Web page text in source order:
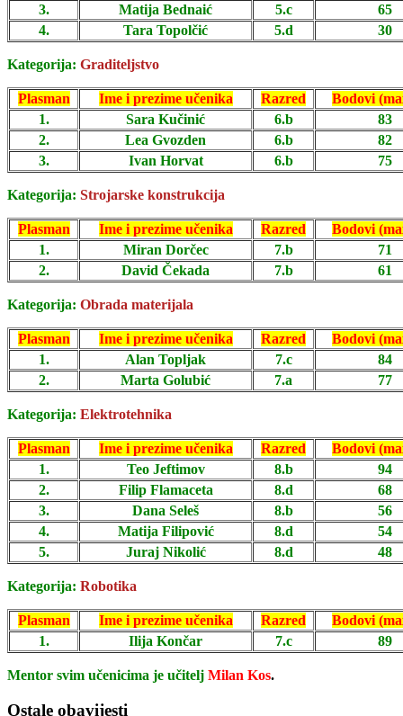
3.
Matija Bednaić 5.c
65
4.
Tara Topolčić 5.d 30
Kategorija: Graditeljstvo
Plasman Ime i prezime učenika Razred
Bodovi
1.
Sara Kučinić 6.b
83
2.
Lea Gvozden 6.b
82
3.
Ivan Horvat 6.b 75
Kategorija: Strojarske konstrukcija
Plasman Ime i prezime učenika Razred
Bodovi
1.
Miran Dorčec 7.b
71
2.
David Čekada 7.b 61
Kategorija: Obrada materijala
Plasman Ime i prezime učenika Razred
Bodovi
1.
Alan Topljak 7.c
84
2.
Marta Golubić 7.a 77
Kategorija: Elektrotehnika
Plasman Ime i prezime učenika Razred
Bodovi
1.
Teo Jeftimov 8.b
94
2.
Filip Flamaceta 8.d
68
3.
Dana Seleš 8.b
56
4.
Matija Filipović 8.d
54
5.
Juraj Nikolić 8.d 48
Kategorija: Robotika
Plasman Ime i prezime učenika Razred
Bodovi
1.
Ilija Končar 7.c 89
Mentor svim učenicima je učitelj Milan Kos.
Ostale obavijesti